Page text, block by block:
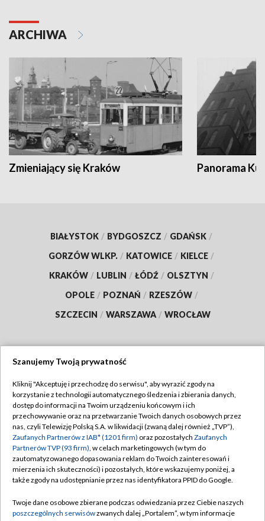
ARCHIWA
Zmieniający się Kraków Panorama
BIAŁYSTOK / BYDGOSZCZ / GDAŃSK /
GORZÓW WLKP. / KATOWICE / KIELCE /
KRAKÓW / LUBLIN / ŁÓDŹ / OLSZTYN /
OPOLE / POZNAŃ / RZESZÓW /
SZCZECIN / WARSZAWA / WROCŁAW
TVP
Abonament TVP
Emisja w TVP
Centrum informacji TVP
Naziemna Telewizja Cyfrowa
Rada Programowa
Regulamin TVP
Polityka prywatności
Moje zgody
Pomoc
Kontakt
Szanujemy Twoją prywatność
Kliknij "Akceptuję i przechodzę do serwisu", aby wyrazić zgody na
korzystanie z technologii automatycznego śledzenia i zbierania danych,
dostęp do informacji na Twoim urządzeniu końcowym i ich
przechowywanie oraz na przetwarzanie Twoich danych osobowych przez
nas, czyli Telewizję Polską S.A. w likwidacji (zwaną dalej również „TVP”),
Zaufanych Partnerów z IAB* (1201 firm) oraz pozostałych Zaufanych
Partnerów TVP (93 firm), w celach marketingowych (w tym do
zautomatyzowanego dopasowania reklam do Twoich zainteresowań i
mierzenia ich skuteczności) i pozostałych, które wskazujemy poniżej, a
także zgody na udostępnianie przez nas identyfikatora PPID do Google.
Twoje dane osobowe zbierane podczas odwiedzania przez Ciebie naszych
poszczególnych serwisówzwanych dalej „Portalem”, w tym informacje